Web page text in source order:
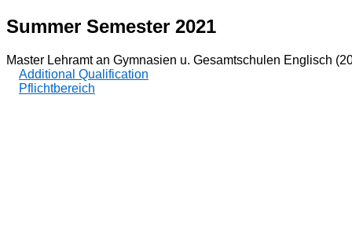
Summer Semester 2021
Master Lehramt an Gymnasien u. Gesamtschulen Englisch
Additional Qualification
Pflichtbereich